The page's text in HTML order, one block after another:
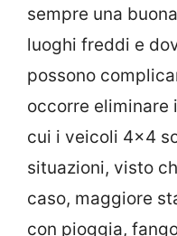
sempre una
luoghi freddi e
possono
occorre eliminare
cui i veicoli 4×4
situazioni, visto
caso, maggiore
con pioggia,